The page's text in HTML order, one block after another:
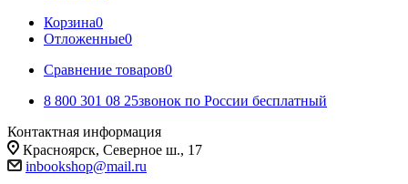
Корзина0
Отложенные0
Сравнение товаров0
8 800 301 08 25звонок по России бесплатный
Контактная информация
Красноярск, Северное ш., 17
inbookshop@mail.ru